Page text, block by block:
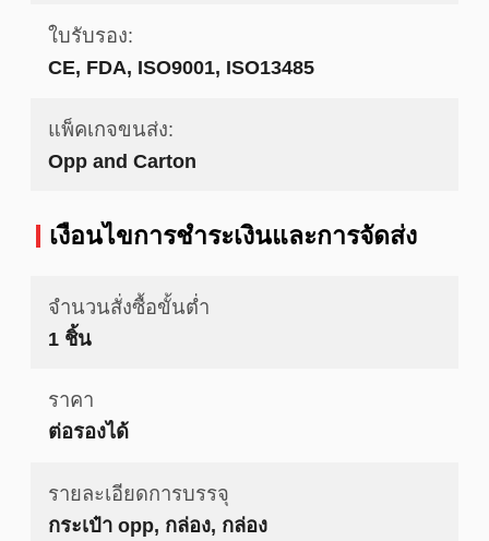
ใบรับรอง:
CE, FDA, ISO9001, ISO13485
แพ็คเกจขนส่ง:
Opp and Carton
เงื่อนไขการชำระเงินและการจัดส่ง
จำนวนสั่งซื้อขั้นต่ำ
1 ชิ้น
ราคา
ต่อรองได้
รายละเอียดการบรรจุ
กระเป๋า opp, กล่อง, กล่อง